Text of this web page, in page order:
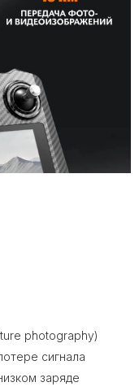
photography)
сигнала
заряде